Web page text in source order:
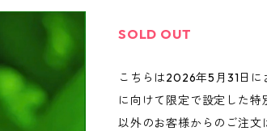
SOLD OUT
こちらは2026年5月31日
に向けて限定で設定した
以外のお客様からのご注文